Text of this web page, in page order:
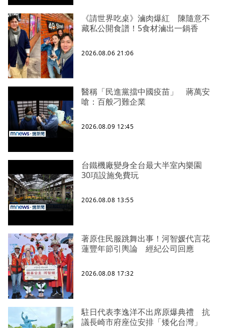
《請世界吃桌》滷肉爆紅 陳隨意不
藏私公開食譜！5食材滷出一鍋香
2026.08.06 21:06
醫稱「民進黨擋中國疫苗」 蔣萬安
嗆：百般刁難企業
2026.08.09 12:45
台鐵機廠變身全台最大半室內樂園
30項設施免費玩
2026.08.08 13:55
著原住民服跳舞出事！河智媛代言花
蓮豐年節引輿論 經紀公司回應
2026.08.08 17:32
駐日代表李逸洋不出席原爆典禮 抗
議長崎市府座位安排「矮化台灣」